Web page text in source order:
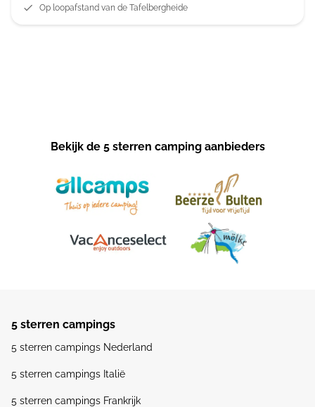
Op loopafstand van de Tafelbergheide
Bekijk de 5 sterren camping aanbieders
5 sterren campings
5 sterren campings Nederland
5 sterren campings Italië
5 sterren campings Frankrijk